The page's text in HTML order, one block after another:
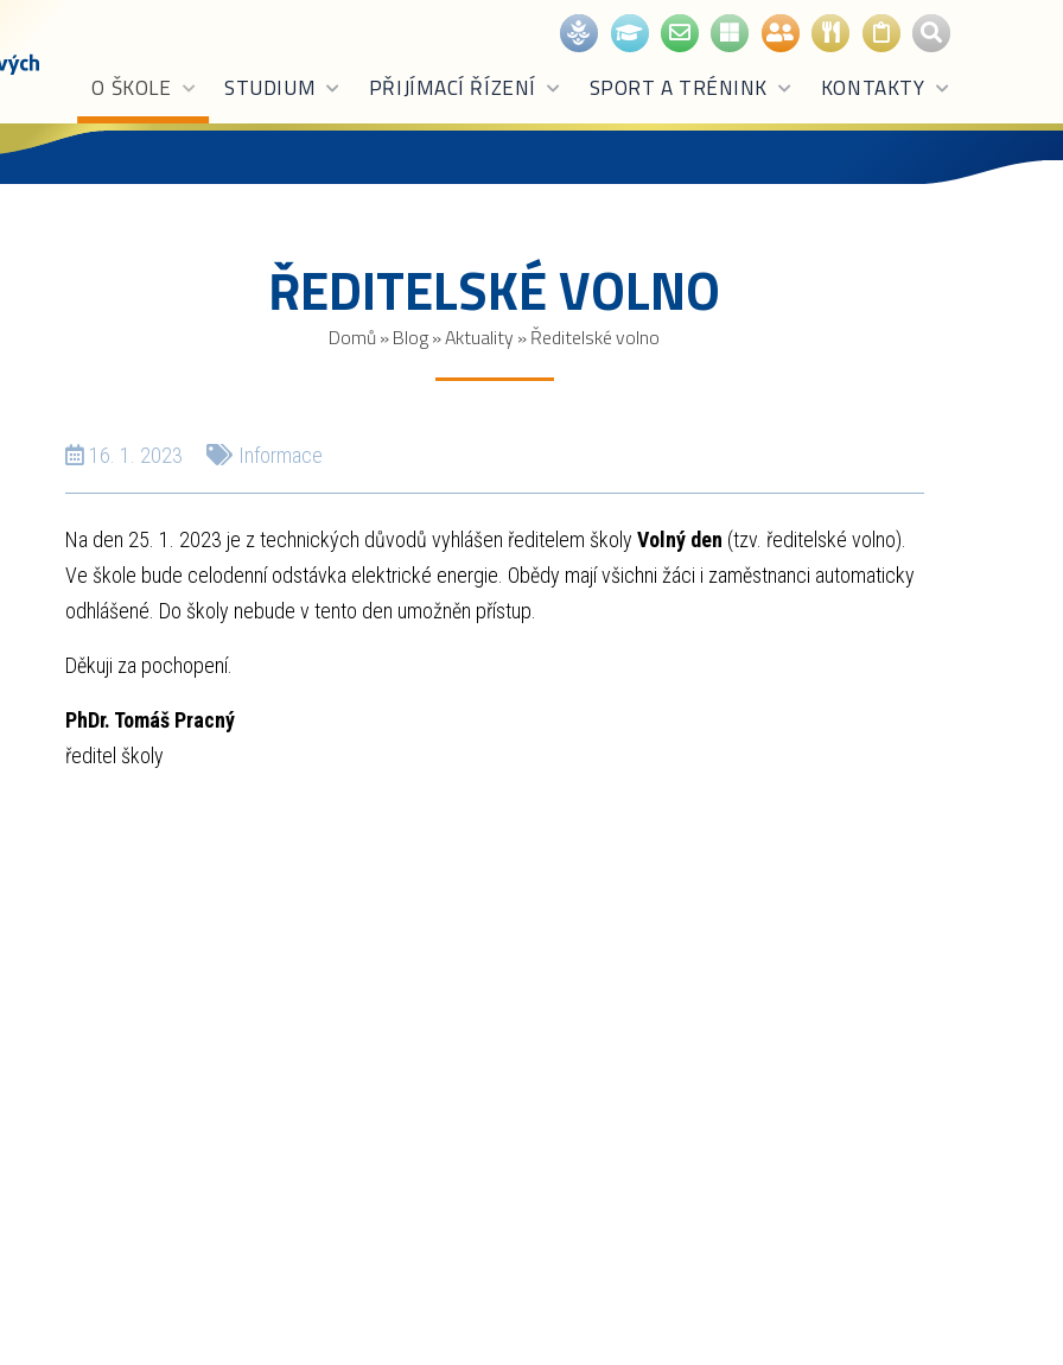
O ŠKOLE STUDIUM PŘIJÍMACÍ ŘÍZENÍ SPORT A TRÉNINK KONTAKTY
ŘEDITELSKÉ VOLNO
Domů »Blog»Aktuality »Ředitelské volno
16. 1. 2023 Informace
Na den 25. 1. 2023 je z technických důvodů vyhlášen ředitelem školy Volný den (tzv. ředitelské volno).
Ve škole bude celodenní odstávka elektrické energie. Obědy mají všichni žáci i zaměstnanci automaticky
odhlášené. Do školy nebude v tento den umožněn přístup.
Děkuji za pochopení.
PhDr. Tomáš Pracný
ředitel školy